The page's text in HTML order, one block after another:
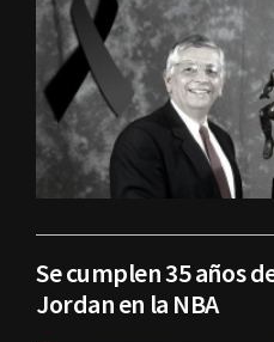
Se cumplen 35 años
Jordan en la NBA